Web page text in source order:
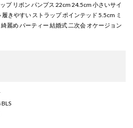
プ リボン パンプス 22cm 24.5cm 小さいサイ
きやすい ストラップ ポインテッド 5.5cm ミ
麗め パーティー 結婚式 二次会 オケージョン